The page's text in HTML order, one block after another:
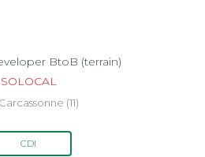
BtoB (terrain)
SOLOCAL
Carcassonne (11)
CDI